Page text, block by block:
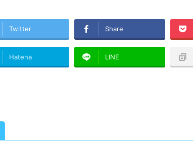
Twitter Share
Hatena LINE